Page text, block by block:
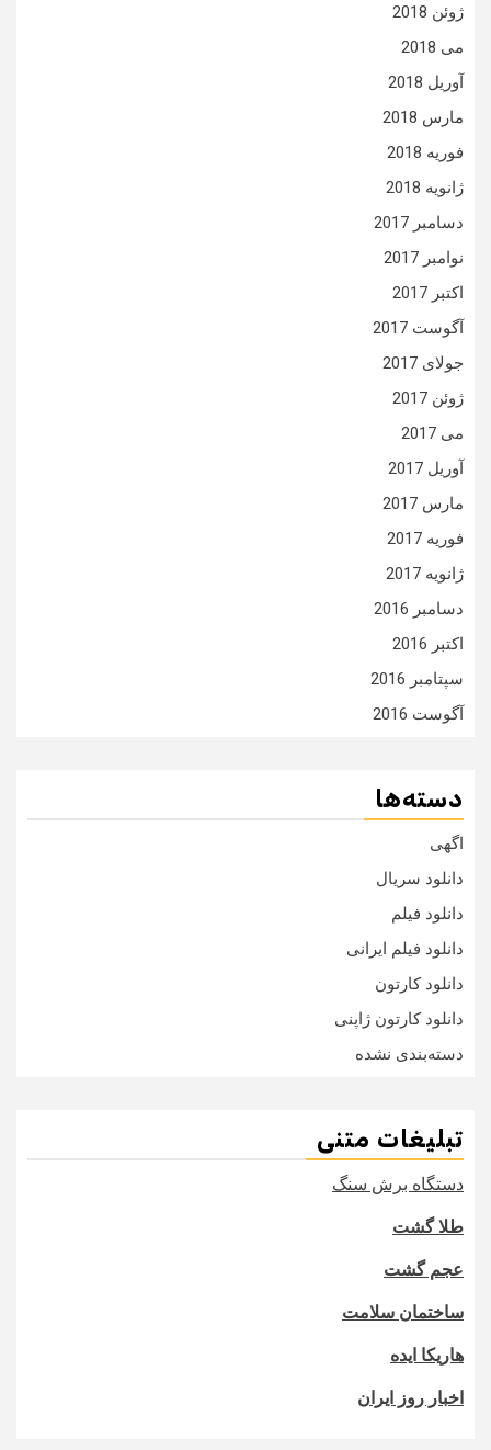
ژوئن 2018
می 2018
آوریل 2018
مارس 2018
فوریه 2018
ژانویه 2018
دسامبر 2017
نوامبر 2017
اکتبر 2017
آگوست 2017
جولای 2017
ژوئن 2017
می 2017
آوریل 2017
مارس 2017
فوریه 2017
ژانویه 2017
دسامبر 2016
اکتبر 2016
سپتامبر 2016
آگوست 2016
دسته‌ها
اگهی
دانلود سریال
دانلود فیلم
دانلود فیلم ایرانی
دانلود کارتون
دانلود کارتون ژاپنی
دسته‌بندی نشده
تبلیغات متنی
دستگاه برش سنگ
طلا گشت
عجم گشت
ساختمان سلامت
هاریکا ایده
اخبار روز ایران